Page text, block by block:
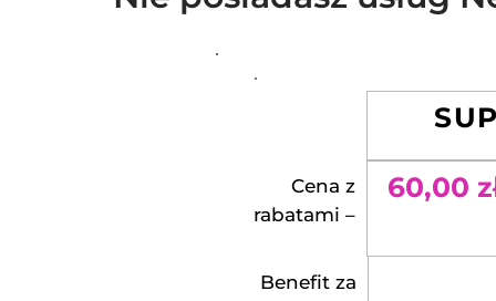
Cena z
rabatami –
60,00
Benefit za